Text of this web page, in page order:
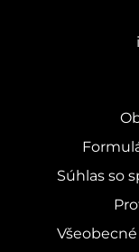
Súhlas so